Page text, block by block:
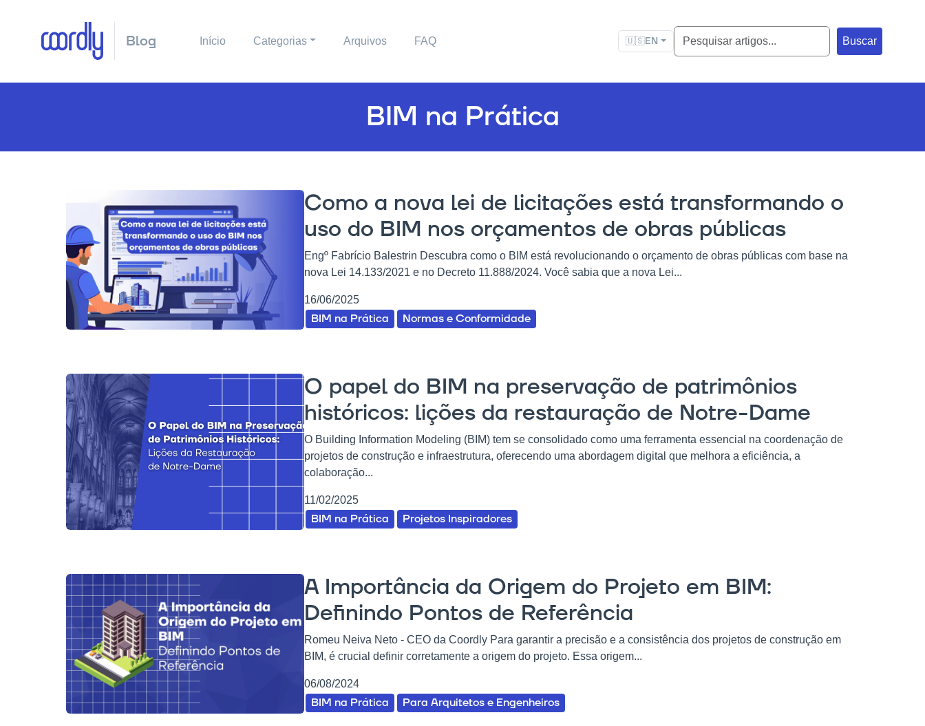
Blog Início Categorias Arquivos FAQ 🇺🇸EN Buscar
BIM na Prática
Como a nova lei de licitações está transformando o
uso do BIM nos orçamentos de obras públicas
Engº Fabrício Balestrin Descubra como o BIM está revolucionando o orçamento de obras públicas com base na
nova Lei 14.133/2021 e no Decreto 11.888/2024. Você sabia que a nova Lei...
16/06/2025
BIM na Prática Normas e Conformidade
O papel do BIM na preservação de patrimônios
históricos: lições da restauração de Notre-Dame
O Building Information Modeling (BIM) tem se consolidado como uma ferramenta essencial na coordenação de
projetos de construção e infraestrutura, oferecendo uma abordagem digital que melhora a eficiência, a
colaboração...
11/02/2025
BIM na Prática Projetos Inspiradores
A Importância da Origem do Projeto em BIM:
Definindo Pontos de Referência
Romeu Neiva Neto - CEO da Coordly Para garantir a precisão e a consistência dos projetos de construção em
BIM, é crucial definir corretamente a origem do projeto. Essa origem...
06/08/2024
BIM na Prática Para Arquitetos e Engenheiros